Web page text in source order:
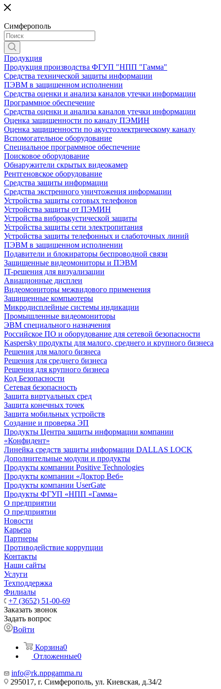
Симферополь
Продукция
Продукция производства ФГУП "НПП "Гамма"
Средства технической защиты информации
ПЭВМ в защищенном исполнении
Средства оценки и анализа каналов утечки информации
Программное обеспечение
Средства оценки и анализа каналов утечки информации
Оценка защищенности по каналу ПЭМИН
Оценка защищенности по акустоэлектрическому каналу
Вспомогательное оборудование
Специальное программное обеспечение
Поисковое оборудование
Обнаружители скрытых видеокамер
Рентгеновское оборудование
Средства защиты информации
Средства экстренного уничтожения информации
Устройства защиты сотовых телефонов
Устройства защиты от ПЭМИН
Устройства виброакустической защиты
Устройства защиты сети электропитания
Устройства защиты телефонных и слаботочных линий
ПЭВМ в защищенном исполнении
Подавители и блокираторы беспроводной связи
Защищенные видеомониторы и ПЭВМ
IT-решения для визуализации
Авиационные дисплеи
Видеомониторы межвидового применения
Защищенные компьютеры
Микродисплейные системы индикации
Промышленные видеомониторы
ЭВМ специального назначения
Российское ПО и оборудование для сетевой безопасности
Kaspersky продукты для малого, среднего и крупного бизнеса
Решения для малого бизнеса
Решения для среднего бизнеса
Решения для крупного бизнеса
Код Безопасности
Сетевая безопасность
Защита виртуальных сред
Защита конечных точек
Защита мобильных устройств
Создание и проверка ЭП
Продукты Центра защиты информации компании
«Конфидент»
Линейка средств защиты информации DALLAS LOCK
Дополнительные модули и продукты
Продукты компании Positive Technologies
Продукты компании «Доктор Веб»
Продукты компании UserGate
Продукты ФГУП «НПП «Гамма»
О предприятии
О предприятии
Новости
Карьера
Партнеры
Противодействие коррупции
Контакты
Наши сайты
Услуги
Техподдержка
Филиалы
+7 (3652) 51-00-69
Заказать звонок
Задать вопрос
Войти
Корзина0
Отложенные0
info@rk.nppgamma.ru
295017, г. Симферополь, ул. Киевская, д.34/2